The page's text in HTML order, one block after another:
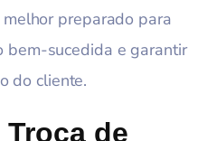
preparado para
bem-sucedida e garantir
do cliente.
de